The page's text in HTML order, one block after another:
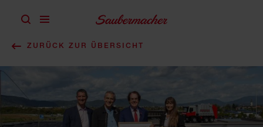
ZURÜCK ZUR ÜBERSICHT